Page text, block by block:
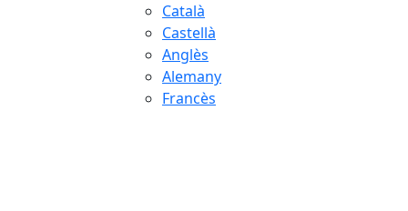
Català
Castellà
Anglès
Alemany
Francès